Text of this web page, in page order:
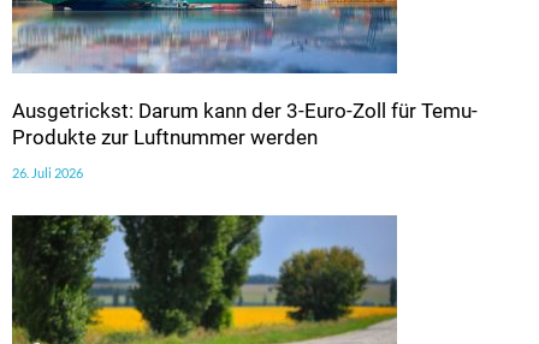
Ausgetrickst: Darum kann der 3-Euro-Zoll für Temu-
Produkte zur Luftnummer werden
26. Juli 2026